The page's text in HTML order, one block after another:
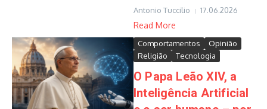
Antonio Tuccilio 17.06.2026
Read More
Comportamentos
Opinião
Religião
Tecnologia
O Papa Leão XIV, a
Inteligência Artificial